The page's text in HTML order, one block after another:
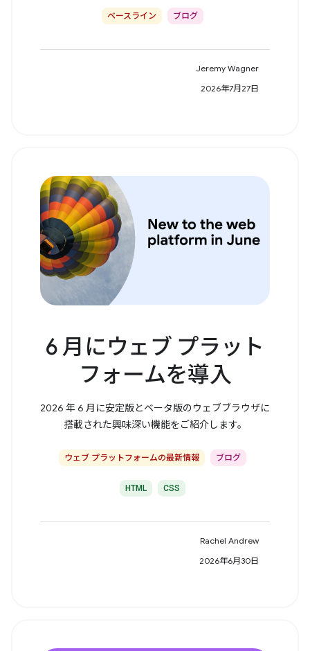
ベースライン ブログ
Jeremy Wagner
2026年7月27日
6 月にウェブ プラット
フォームを導入
2026 年 6 月に安定版とベータ版のウェブブラウザに
搭載された興味深い機能をご紹介します。
ウェブ プラットフォームの最新情報 ブログ
HTML CSS
Rachel Andrew
2026年6月30日